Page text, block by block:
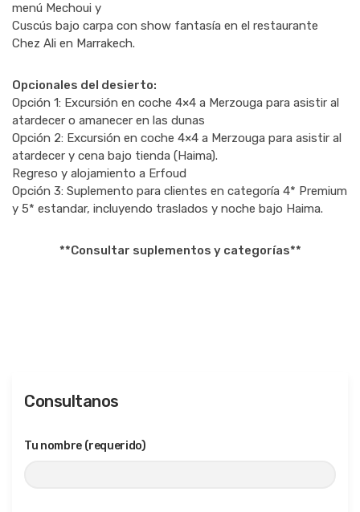
menú Mechoui y
Cuscús bajo carpa con show fantasía en el restaurante
Chez Ali en Marrakech.
Opcionales del desierto:
Opción 1: Excursión en coche 4×4 a Merzouga para asistir al
atardecer o amanecer en las dunas
Opción 2: Excursión en coche 4×4 a Merzouga para asistir al
atardecer y cena bajo tienda (Haima).
Regreso y alojamiento a Erfoud
Opción 3: Suplemento para clientes en categoría 4* Premium
y 5* estandar, incluyendo traslados y noche bajo Haima.
**Consultar suplementos y categorías**
Consultanos
Tu nombre (requerido)